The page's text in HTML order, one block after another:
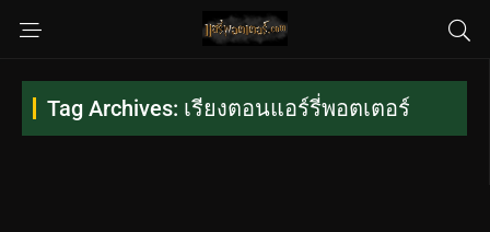
Tag Archives: เรียงตอนแอร์รี่พอตเตอร์